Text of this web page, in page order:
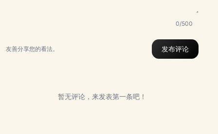
0/500
友善分享您的看法。 发布评论
暂无评论，来发表第一条吧！